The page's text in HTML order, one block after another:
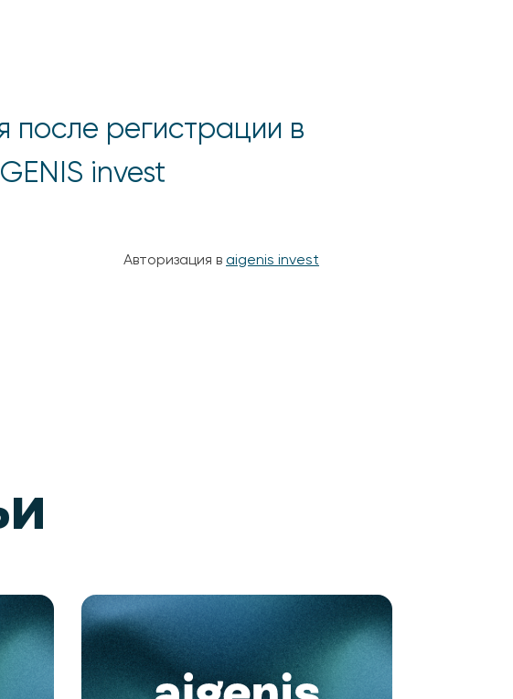
после регистрации в
invest
Авторизация в aigenis invest